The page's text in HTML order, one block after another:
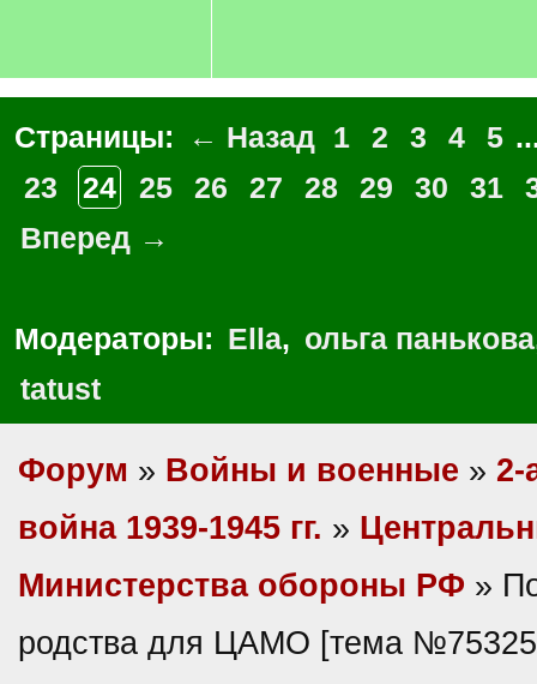
Страницы: ← Назад 1 2 3 4 5
23
24 25 26 27 28 29 30 31
Вперед →
Модераторы: Ella, ольга панькова
tatust
Форум » Войны и военные » 2-
война 1939-1945 гг. »
Министерства обороны РФ »
родства для ЦАМО [тема